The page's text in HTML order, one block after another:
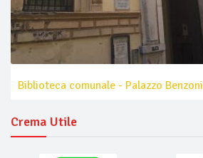
Biblioteca comunale - Palazzo Benzoni
Crema Utile